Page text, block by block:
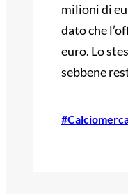
milioni di
dato che
euro. Lo
sebbene